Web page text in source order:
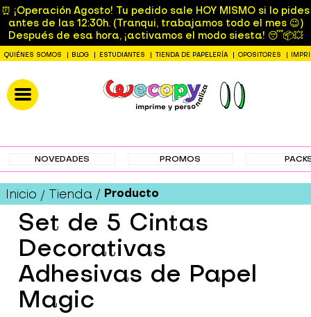
⏰ ¡Operación Agosto! Tu pedido sale HOY MISMO si lo pides
antes de las 12:30h. (Tranqui, trabajamos todo el mes 😉)
Después de esa hora, ¡activamos el modo siesta! 😴📦💥
QUIÉNES SOMOS BLOG ESTUDIANTES TIENDA DE PAPELERÍA OPOSITORES
NOVEDADES PROMOS
Inicio Tienda Producto
Set de 5 Cintas
Decorativas
Adhesivas de Papel
Magic